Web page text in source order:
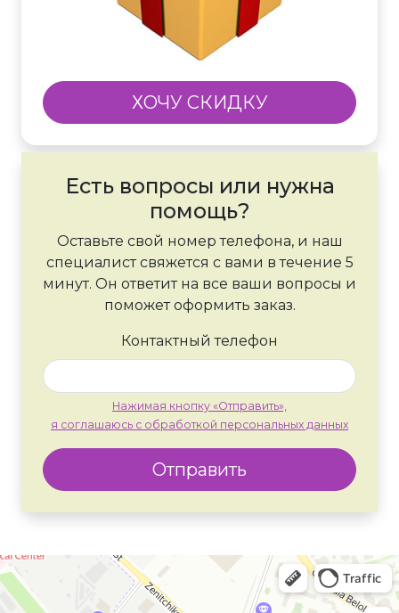
ХОЧУ СКИДКУ
Есть вопросы или нужна
помощь?
Оставьте свой номер телефона, и наш
специалист свяжется с вами в течение 5
минут. Он ответит на все ваши вопросы и
поможет оформить заказ.
Контактный телефон
Нажимая кнопку «Отправить»,
я соглашаюсь с обработкой персональных данных
Отправить
Москва
Яндекс Карты — транспорт, навигация, поиск мест